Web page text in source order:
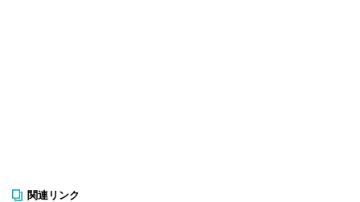
関連リンク